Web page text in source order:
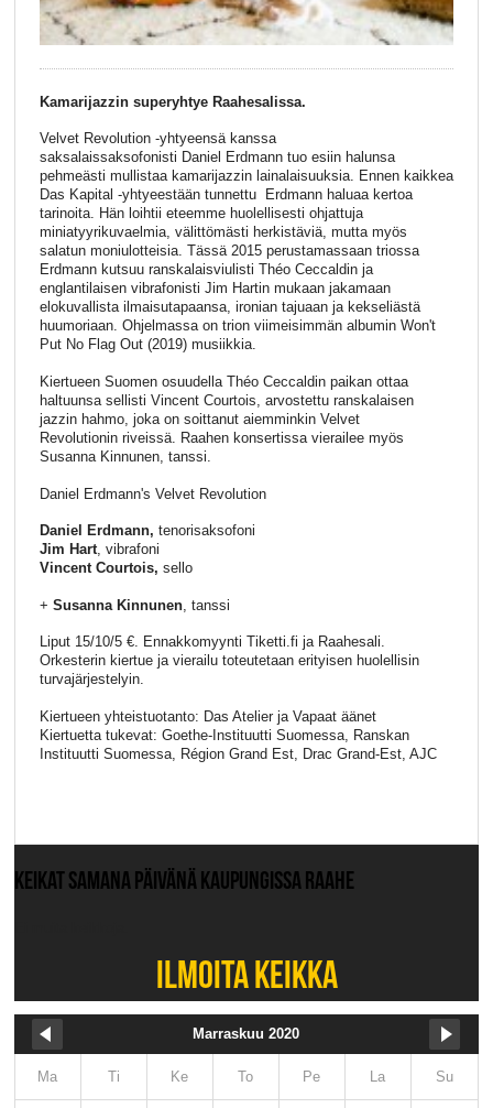
Kamarijazzin superyhtye Raahesalissa.
Velvet Revolution -yhtyeensä kanssa
saksalaissaksofonisti Daniel Erdmann tuo esiin halunsa
pehmeästi mullistaa kamarijazzin lainalaisuuksia. Ennen kaikkea
Das Kapital -yhtyeestään tunnettu Erdmann haluaa kertoa
tarinoita. Hän loihtii eteemme huolellisesti ohjattuja
miniatyyrikuvaelmia, välittömästi herkistäviä, mutta myös
salatun moniulotteisia. Tässä 2015 perustamassaan triossa
Erdmann kutsuu ranskalaisviulisti Théo Ceccaldin ja
englantilaisen vibrafonisti Jim Hartin mukaan jakamaan
elokuvallista ilmaisutapaansa, ironian tajuaan ja kekseliästä
huumoriaan. Ohjelmassa on trion viimeisimmän albumin Won't
Put No Flag Out (2019) musiikkia.
Kiertueen Suomen osuudella Théo Ceccaldin paikan ottaa
haltuunsa sellisti Vincent Courtois, arvostettu ranskalaisen
jazzin hahmo, joka on soittanut aiemminkin Velvet
Revolutionin riveissä. Raahen konsertissa vierailee myös
Susanna Kinnunen, tanssi.
Daniel Erdmann's Velvet Revolution
Daniel Erdmann, tenorisaksofoni
Jim Hart, vibrafoni
Vincent Courtois, sello
+ Susanna Kinnunen, tanssi
Liput 15/10/5 €. Ennakkomyynti Tiketti.fi ja Raahesali.
Orkesterin kiertue ja vierailu toteutetaan erityisen huolellisin
turvajärjestelyin.
Kiertueen yhteistuotanto: Das Atelier ja Vapaat äänet
Kiertuetta tukevat: Goethe-Instituutti Suomessa, Ranskan
Instituutti Suomessa, Région Grand Est, Drac Grand-Est, AJC
KEIKAT SAMANA PÄIVÄNÄ KAUPUNGISSA RAAHE
ILMOITA KEIKKA
Marraskuu 2020
Ma Ti Ke To Pe La Su